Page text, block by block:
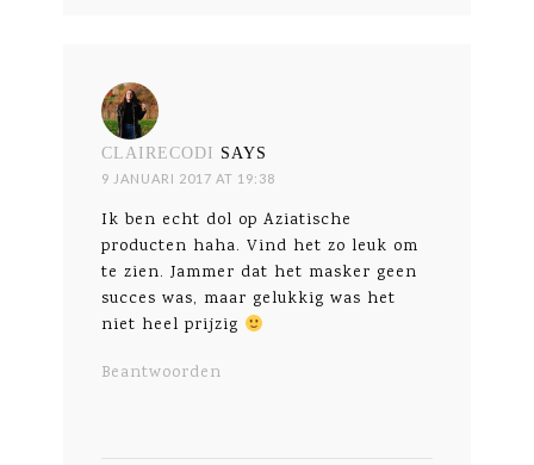
CLAIRECODI SAYS
9 JANUARI 2017 AT 19:38
Ik ben echt dol op Aziatische
producten haha. Vind het zo leuk om
te zien. Jammer dat het masker geen
succes was, maar gelukkig was het
niet heel prijzig
Beantwoorden